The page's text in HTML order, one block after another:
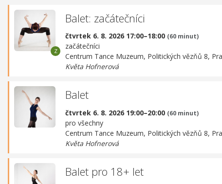
Balet: začátečníci
čtvrtek 6. 8. 2026 17:00–18:00 (60 minut)
začátečníci
Centrum Tance Muzeum, Politických vězňů 8,
Květa Hofnerová
Balet
čtvrtek 6. 8. 2026 19:00–20:00 (60 minut)
pro všechny
Centrum Tance Muzeum, Politických vězňů 8,
Květa Hofnerová
Balet pro 18+ let